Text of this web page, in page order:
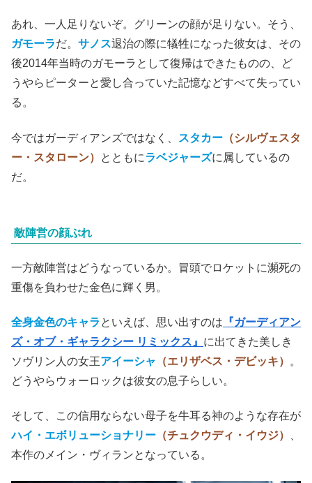
あれ、一人足りないぞ。グリーンの顔が足りない。そう、
ガモーラだ。 サノス退治の際に犠牲になった彼女は、その
後2014年当時のガモーラとして復帰はできたものの、ど
うやらピーターと愛し合っていた記憶などすべて失ってい
る。
今ではガーディアンズではなく、 スタカー （シルヴェスタ
ー・スタローン）
とともにラベジャーズに属しているの
だ。
敵陣営の顔ぶれ
一方敵陣営はどうなっているか。冒頭でロケットに瀕死の
重傷を負わせた金色に輝く男。
全身金色のキャラ といえば、思い出すのは 『ガーディアン
ズ・オブ・ギャラクシー リミックス』 に出てきた美しき
ソヴリン人の女王アイーシャ （エリザベス・デビッキ）
。
どうやらウォーロックは彼女の息子らしい。
そして、この信用ならない母子を牛耳る神のような存在が
ハイ・エボリューショナリー （チュクウディ・イウジ）
本作のメイン・ヴィランとなっている。